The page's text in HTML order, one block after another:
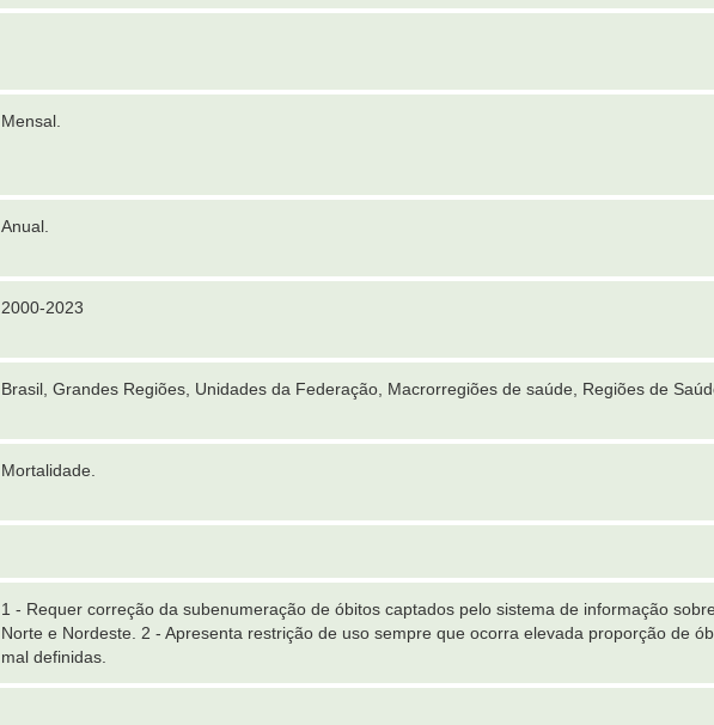
Mensal.
Anual.
2000-2023
Brasil, Grandes Regiões, Unidades da Federação, Macrorregiões de saúde, Regiões de
Mortalidade.
1 - Requer correção da subenumeração de óbitos captados pelo sistema de informação
Norte e Nordeste. 2 - Apresenta restrição de uso sempre que ocorra elevada proporção de
mal definidas.